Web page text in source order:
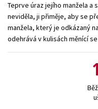
Teprve úraz jejího manžela
neviděla, ji přiměje, aby se
manžela, který je odkázaný
odehrává v kulisách měnící